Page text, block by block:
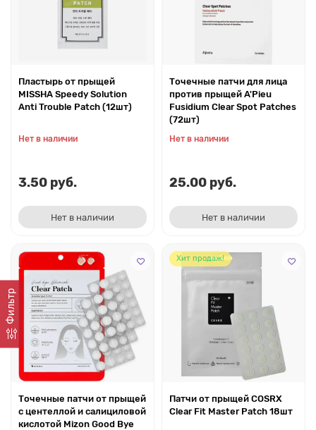
Фильтр
Пластырь от прыщей
MISSHA Speedy Solution
Anti Trouble Patch (12шт)
Нет в наличии
3.50 руб.
Нет в наличии
Точечные патчи для лица
против прыщей A'Pieu
Fusidium Clear Spot Patches
(72шт)
Нет в наличии
25.00 руб.
Нет в наличии
Точечные патчи от прыщей
с центеллой и салициловой
кислотой Mizon Good Bye
Хит продаж!
Патчи от прыщей COSRX
Clear Fit Master Patch 18шт